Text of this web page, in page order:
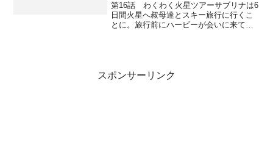
第16話 わくわく火星ツアーサブリナは6
日間火星へ叔母達とスキー旅行に行くこ
とに。旅行前にハービーが会いに来てく
スポンサーリンク